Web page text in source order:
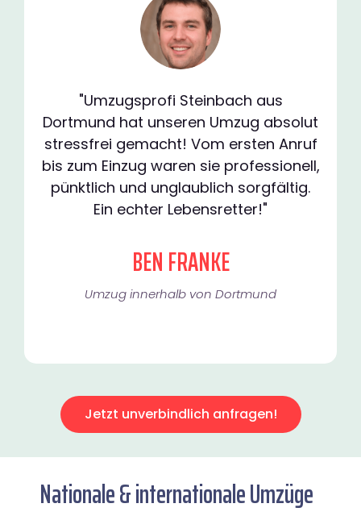
"Umzugsprofi Steinbach aus
Dortmund hat unseren Umzug absolut
stressfrei gemacht! Vom ersten Anruf
bis zum Einzug waren sie professionell,
pünktlich und unglaublich sorgfältig.
Ein echter Lebensretter!"
BEN FRANKE
Umzug innerhalb von Dortmund​
Jetzt unverbindlich anfragen!
Nationale & internationale Umzüge